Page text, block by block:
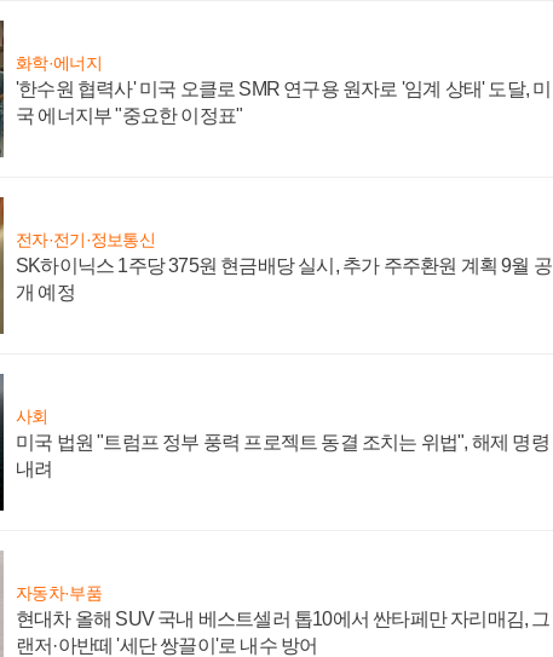
화학·에너지
'한수원 협력사' 미국 오클로 SMR 연구용 원자로 '임계 상태' 도달, 미
국 에너지부 "중요한 이정표"
전자·전기·정보통신
SK하이닉스 1주당 375원 현금배당 실시, 추가 주주환원 계획 9월 공
개 예정
사회
미국 법원 "트럼프 정부 풍력 프로젝트 동결 조치는 위법", 해제 명령
내려
자동차·부품
현대차 올해 SUV 국내 베스트셀러 톱10에서 싼타페만 자리매김, 그
랜저·아반떼 '세단 쌍끌이'로 내수 방어